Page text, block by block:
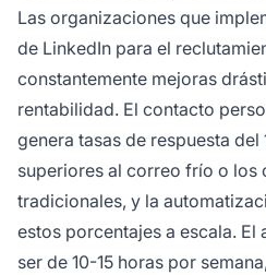
Las organizaciones que
de LinkedIn para el
constantemente mejoras
rentabilidad. El contacto
genera tasas de respuesta del
superiores al correo frío o los
tradicionales, y la
estos porcentajes a escala. El
ser de 10-15 horas por